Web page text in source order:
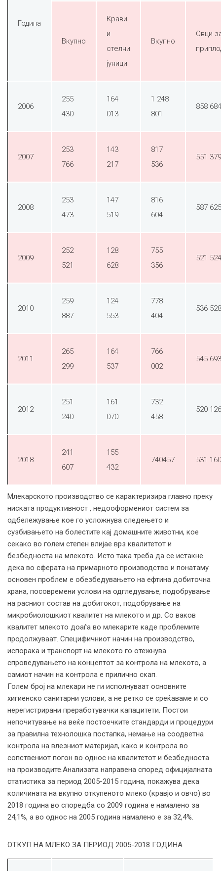
Година
Вкупно
Крави
и
стелни
јуници
Вкупно
Овци
2006
255
430
164
013
1 248
801
858 684
2007
253
766
143
217
817
536
551 379
2008
253
473
147
519
816
604
587 625
2009
252
521
128
628
755
356
521 524
2010
259
887
124
553
778
404
536 528
2011
265
299
164
537
766
002
545 693
2012
251
240
161
070
732
458
520 126
2018
241
607
155
432
740457 531 160
Млекарското производство се карактеризира главно преку
ниската продуктивност , недооформениот систем за
одбележување кое го усложнува следењето и
сузбивањето на болестите кај домашните животни, кое
секако во голем степен влијае врз квалитетот и
безбедноста на млекото. Исто така треба да се истакне
дека во сферата на примарното производство и понатаму
основен проблем е обезбедувањето на ефтина добиточна
храна, посовремени услови на одгледување, подобрување
на расниот состав на добитокот, подобрување на
микробиолошкиот квалитет на млекото и др. Со ваков
квалитет млекото доаѓа во млекарите каде проблемите
продолжуваат. Специфичниот начин на производство,
испорака и транспорт на млекото го отежнува
спроведувањето на концептот за контрола на млекото, а
самиот начин на контрола е прилично скап.
Голем број на млекари не ги исполнуваат основните
хигиенско санитарни услови, а не ретко се среќаваме и со
нерегистрирани преработувачки капацитети. Постои
непочитување на веќе постоечките стандарди и процедури
за правилна технолошка постапка, немање на соодветна
контрола на влезниот материјал, како и контрола во
сопствениот погон во однос на квалитетот и безбедноста
на производите.Анализата направена според официјалната
статистика за период 2005-2015 година, покажува дека
количината на вкупно откупеното млеко (кравјо и овчо) во
2018 година во споредба со 2009 година е намалено за
24,1%, а во однос на 2005 година намалено е за 32,4%.
ОТКУП НА МЛЕКО ЗА ПЕРИОД 2005-2018 ГОДИНА